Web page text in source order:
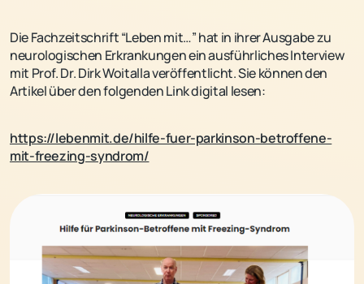
Die Fachzeitschrift “Leben mit…” hat in ihrer Ausgabe zu
neurologischen Erkrankungen ein ausführliches Interview
mit Prof. Dr. Dirk Woitalla veröffentlicht. Sie können den
Artikel über den folgenden Link digital lesen:
https://lebenmit.de/hilfe-fuer-parkinson-betroffene-
mit-freezing-syndrom/